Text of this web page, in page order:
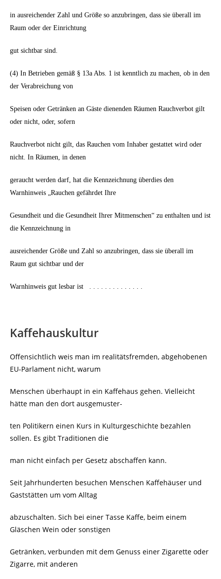
in ausreichender Zahl und Größe so anzubringen, dass sie überall im
Raum oder der Einrichtung
gut sichtbar sind.
(4) In Betrieben gemäß § 13a Abs. 1 ist kenntlich zu machen, ob in den
der Verabreichung von
Speisen oder Getränken an Gäste dienenden Räumen Rauchverbot gilt
oder nicht, oder, sofern
Rauchverbot nicht gilt, das Rauchen vom Inhaber gestattet wird oder
nicht. In Räumen, in denen
geraucht werden darf, hat die Kennzeichnung überdies den
Warnhinweis „Rauchen gefährdet Ihre
Gesundheit und die Gesundheit Ihrer Mitmenschen“ zu enthalten und ist
die Kennzeichnung in
ausreichender Größe und Zahl so anzubringen, dass sie überall im
Raum gut sichtbar und der
Warnhinweis gut lesbar ist . . . . . . . . . . . . . .
Kaffehauskultur
Offensichtlich weis man im realitätsfremden, abgehobenen
EU-Parlament nicht, warum
Menschen überhaupt in ein Kaffehaus gehen. Vielleicht
hätte man den dort ausgemuster-
ten Politikern einen Kurs in Kulturgeschichte bezahlen
sollen. Es gibt Traditionen die
man nicht einfach per Gesetz abschaffen kann.
Seit Jahrhunderten besuchen Menschen Kaffehäuser und
Gaststätten um vom Alltag
abzuschalten. Sich bei einer Tasse Kaffe, beim einem
Gläschen Wein oder sonstigen
Getränken, verbunden mit dem Genuss einer Zigarette oder
Zigarre, mit anderen